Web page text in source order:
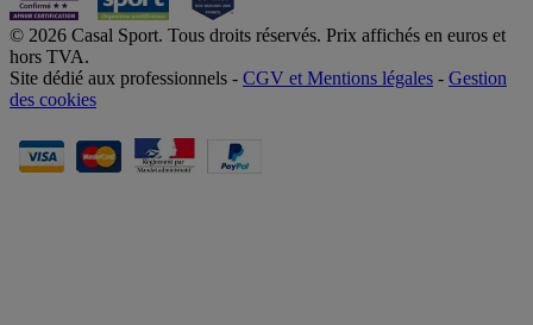
© 2026 Casal Sport. Tous droits réservés. Prix affichés en euros et
hors TVA.
Site dédié aux professionnels - CGV et Mentions légales - Gestion
des cookies